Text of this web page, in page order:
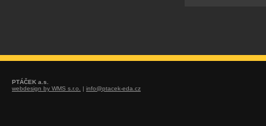
PTÁČEK a.s.
webdesign by WMS s.r.o.
| info@ptacek-eda.cz